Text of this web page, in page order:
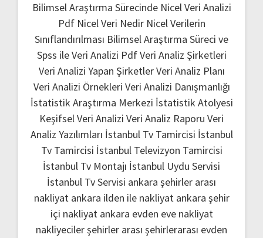
Bilimsel Araştırma Sürecinde Nicel Veri Analizi
Pdf Nicel Veri Nedir Nicel Verilerin
Sınıflandırılması Bilimsel Araştırma Süreci ve
Spss ile Veri Analizi PdfVeri Analiz Şirketleri
Veri Analizi Yapan ŞirketlerVeri Analiz Planı
Veri Analizi Örnekleri Veri Analizi Danışmanlığı
İstatistik Araştırma Merkezi İstatistik Atolyesi
Keşifsel Veri Analizi Veri Analiz Raporu Veri
Analiz Yazılımları İstanbul Tv Tamircisi İstanbul
Tv Tamircisi İstanbul Televizyon Tamircisi
İstanbul Tv Montajı İstanbul Uydu Servisi
İstanbul Tv Servisi ankara şehirler arası
nakliyat ankara ilden ile nakliyat ankara şehir
içi nakliyat ankara evden eve nakliyat
nakliyeciler şehirler arası şehirlerarası evden